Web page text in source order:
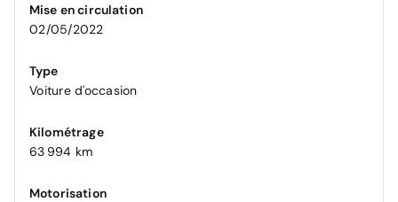
Mise en circulation
02/05/2022
Type
Voiture d'occasion
Kilométrage
63 994 km
Motorisation